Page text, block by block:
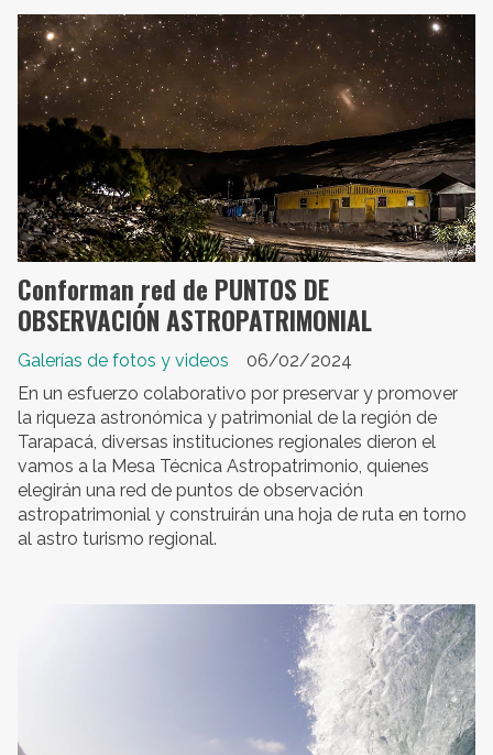
Conforman red de PUNTOS DE
OBSERVACIÓN ASTROPATRIMONIAL
Galerías de fotos y videos
06/02/2024
En un esfuerzo colaborativo por preservar y promover
la riqueza astronómica y patrimonial de la región de
Tarapacá, diversas instituciones regionales dieron el
vamos a la Mesa Técnica Astropatrimonio, quienes
elegirán una red de puntos de observación
astropatrimonial y construirán una hoja de ruta en torno
al astro turismo regional.